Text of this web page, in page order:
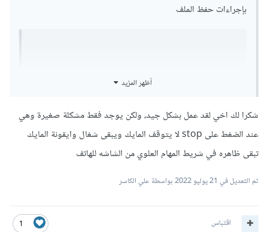
بإجراءات حفظ الملف
أظهر المزيد
شكرا لك اخي لقد عمل بشكل جيد، ولكن يوجد فقط مشكلة صغيرة وهي
عند الضغط على stop لا يتوقف المايك ويبقى شغال وايقونة المايك
تبقى ظاهره في شريط المهام العلوي من الشاشه للهاتف
تم التعديل في 21 يوليو 2022 بواسطة علي الكاسر
1 اقتباس